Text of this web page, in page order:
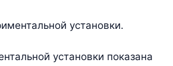
установки.
установки показана